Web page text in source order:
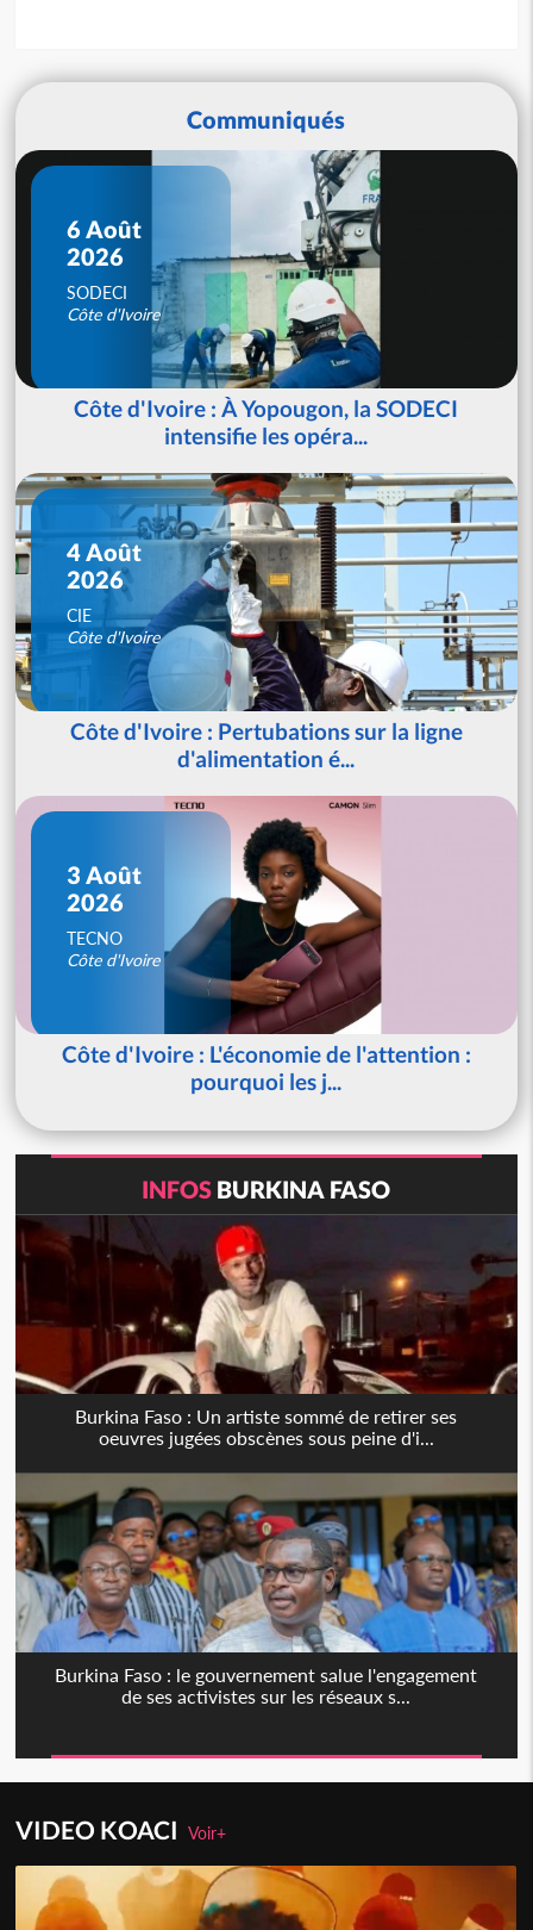
Communiqués
6 Août
2026
SODECI
Côte d'Ivoire
Côte d'Ivoire : À Yopougon, la SODECI
intensifie les opéra...
4 Août
2026
CIE
Côte d'Ivoire
Côte d'Ivoire : Pertubations sur la ligne
d'alimentation é...
3 Août
2026
TECNO
Côte d'Ivoire
Côte d'Ivoire : L'économie de l'attention :
pourquoi les j...
INFOS BURKINA FASO
Burkina Faso : Un artiste sommé de retirer ses
oeuvres jugées obscènes sous peine d'i...
Burkina Faso : le gouvernement salue l'engagement
de ses activistes sur les réseaux s...
VIDEO KOACIVoir+